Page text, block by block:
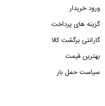
ورود خریدار
گزینه های پرداخت
گارانتی برگشت کالا
بهترین قیمت
سیاست حمل بار